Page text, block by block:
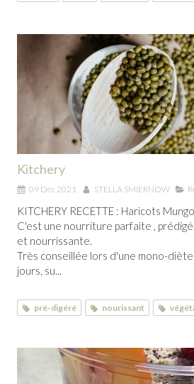
Kitchery
09 Déc 2021 STELLA SMIERNOW
KITCHERY RECETTE : Haricots
C'est une nourriture parfaite ,
et nourrissante.
Très conseillée lors d'une mono-
jours, su...
pré-digéré nourissant